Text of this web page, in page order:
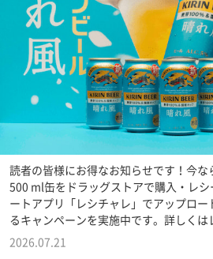
読者の皆様にお得なお知らせです！今な
500 ml缶をドラッグストアで購入・レ
ートアプリ「レシチャレ」でアップロー
るキャンペーンを実施中です。詳しくは
2026.07.21